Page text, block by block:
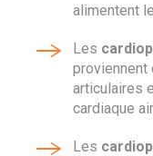
alimentent
Les
proviennent
articulaires
cardiaque
Les